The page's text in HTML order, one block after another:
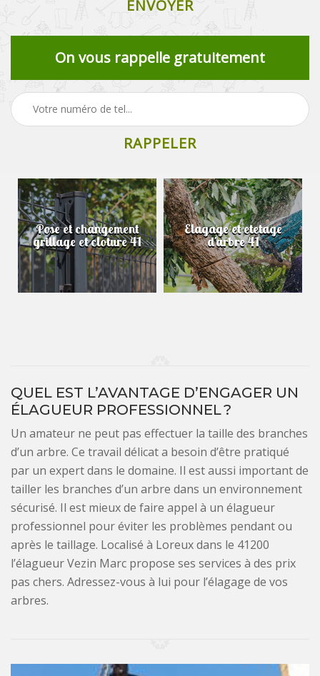
On vous rappelle gratuitement
Pose et changement
grillage et cloture 41
Elagage et etetage
d'arbre 41
QUEL EST L’AVANTAGE D’ENGAGER UN
ÉLAGUEUR PROFESSIONNEL ?
Un amateur ne peut pas effectuer la taille des branches
d’un arbre. Ce travail délicat a besoin d’être pratiqué
par un expert dans le domaine. Il est aussi important de
tailler les branches d’un arbre dans un environnement
sécurisé. Il est mieux de faire appel à un élagueur
professionnel pour éviter les problèmes pendant ou
après le taillage. Localisé à Loreux dans le 41200
l’élagueur Vezin Marc propose ses services à des prix
pas chers. Adressez-vous à lui pour l’élagage de vos
arbres.